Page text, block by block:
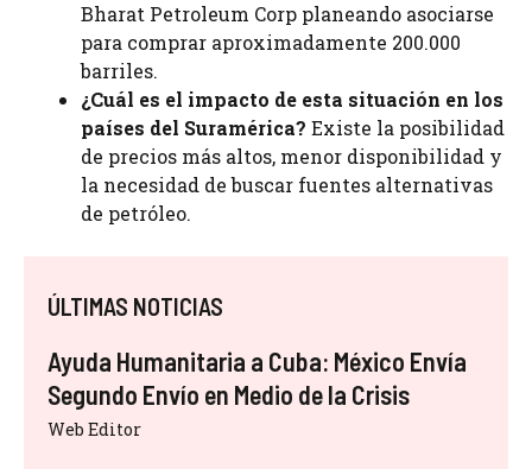
Bharat Petroleum Corp planeando asociarse
para comprar aproximadamente 200.000
barriles.
¿Cuál es el impacto de esta situación en los
países del Suramérica? Existe la posibilidad
de precios más altos, menor disponibilidad y
la necesidad de buscar fuentes alternativas
de petróleo.
ÚLTIMAS NOTICIAS
Ayuda Humanitaria a Cuba: México Envía
Segundo Envío en Medio de la Crisis
Web Editor